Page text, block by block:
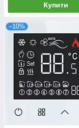
Купити
–10%